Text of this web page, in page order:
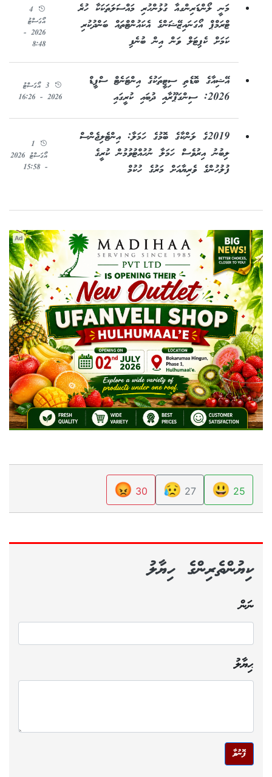
މަނީ ލޯންޑަރިންގއާ ގުޅުންހުރި މައްސަލަތަކަކާ ހުރެ
ޓްރަމްޕް އޯގަނައިޒޭޝަންގެ އެކައުންޓްތައް ބަންދުކުރި
ކަމަށް ކެޕިޓަލް ވަން އިން ބުނެފި
4
އޯގަސްޓު
2026 -
8:48
އޭޝިއާގެ ބޮޑެތި ސިޓީތަކުގެ އިންޓަނެޓް ސްޕީޑް
2026: ސިންގަޕޫރާއި ދުބައި ކުރީގައި
3 އޯގަސްޓު
2026 - 16:26
2019ގެ ލަންކާގެ ބޮމުގެ ހަމަލާ: އިންޓެލިޖެންސް
ލިބުނު އިރުވެސް ހަމަލާ ނުހުއްޓުވުމުން ކުރީގެ
ފުލުހުންގެ ވެރިޔާއަށް މަރުގެ ހުކުމް
1
އޯގަސްޓު 2026
- 15:58
Ad
25
😃
27
😥
30
😡
ކިޔުންތެރިންގެ ހިޔާލު
ނަން
ޙިޔާލު
ފޮނުވާ